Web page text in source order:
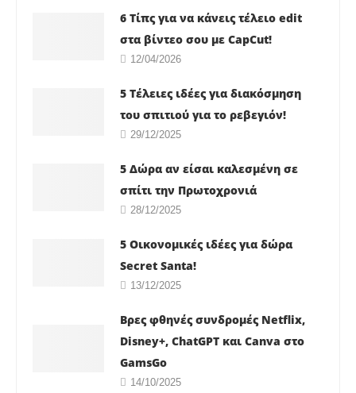
6 Τίπς για να κάνεις τέλειο edit
στα βίντεο σου με CapCut!
12/04/2026
5 Τέλειες ιδέες για διακόσμηση
του σπιτιού για το ρεβεγιόν!
29/12/2025
5 Δώρα αν είσαι καλεσμένη σε
σπίτι την Πρωτοχρονιά
28/12/2025
5 Οικονομικές ιδέες για δώρα
Secret Santa!
13/12/2025
Βρες φθηνές συνδρομές Netflix,
Disney+, ChatGPT και Canva στο
GamsGo
14/10/2025